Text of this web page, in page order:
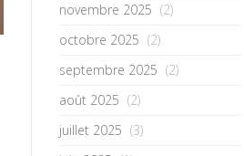
novembre 2025 (2)
octobre 2025 (2)
septembre 2025 (2)
août 2025 (2)
juillet 2025 (3)